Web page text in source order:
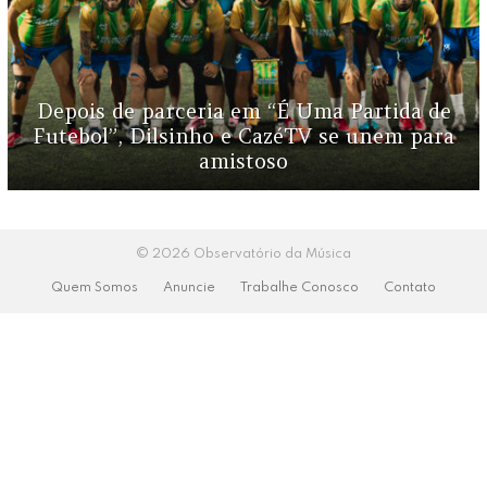
Depois de parceria em “É Uma Partida de
Futebol”, Dilsinho e CazéTV se unem para
amistoso
© 2026 Observatório da Música
Quem Somos Anuncie Trabalhe Conosco Contato